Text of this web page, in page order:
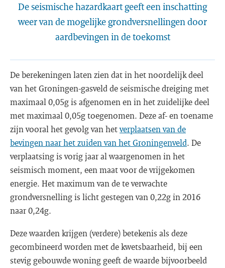
De seismische hazardkaart geeft een inschatting
weer van de mogelijke grondversnellingen door
aardbevingen in de toekomst
De berekeningen laten zien dat in het noordelijk deel
van het Groningen-gasveld de seismische dreiging met
maximaal 0,05g is afgenomen en in het zuidelijke deel
met maximaal 0,05g toegenomen. Deze af- en toename
zijn vooral het gevolg van hetverplaatsen van de
bevingen naar het zuiden van het Groningenveld. De
verplaatsing is vorig jaar al waargenomen in het
seismisch moment, een maat voor de vrijgekomen
energie. Het maximum van de te verwachte
grondversnelling is licht gestegen van 0,22g in 2016
naar 0,24g.
Deze waarden krijgen (verdere) betekenis als deze
gecombineerd worden met de kwetsbaarheid, bij een
stevig gebouwde woning geeft de waarde bijvoorbeeld